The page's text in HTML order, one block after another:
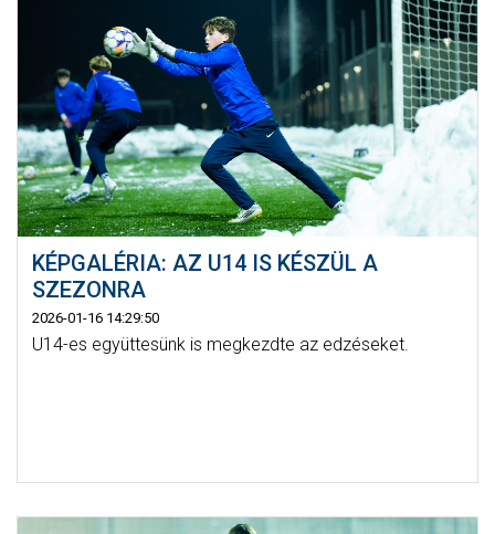
KÉPGALÉRIA: AZ U14 IS KÉSZÜL A
SZEZONRA
2026-01-16 14:29:50
U14-es együttesünk is megkezdte az edzéseket.